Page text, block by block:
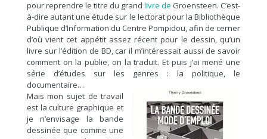
pour reprendre le titre du grandlivre de Groensteen.C’est-
à-dire autant une étude sur le lectorat pour la Bibliothèque
Publique d’Information du Centre Pompidou, afin de cerner
d’où vient cet appétit assez récent pour le dessin, qu’un
livre sur l’édition de BD, car il m’intéressait aussi de savoir
comment on la publie, on la traduit. Et puis j’ai mené une
série d’études sur les genres : la politique, le
documentaire…
Mais mon sujet de travail
est la culture graphique et
je n’envisage la bande
dessinée que comme une